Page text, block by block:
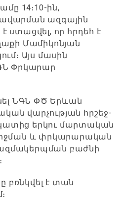
14։10-ին,
ազգային
ստացվել, որ հրդեհ է
Մամիկոնյան
Այս մասին
Փրկարար
ՆԳՆ ՓԾ Երևան
վարչության հրշեջ-
երկու մարտական
և փրկարարական
բաժնի
բռնկվել է տան